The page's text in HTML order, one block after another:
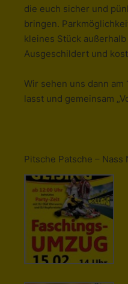
die euch sicher und
bringen.
kleines Stück
Ausgeschildert und
Wir sehen uns dann am
lasst und gemeinsam
Pitsche Patsche – Nass